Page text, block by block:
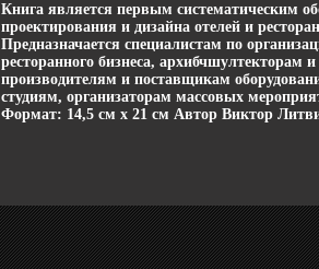
Книга является первым систематическим
проектирования и дизайна отелей и
Предназначается специалистам по
ресторанного бизнеса, архибчшултекторам
производителям и поставщикам
студиям, организаторам массовых
Формат: 14,5 см х 21 см Автор Виктор